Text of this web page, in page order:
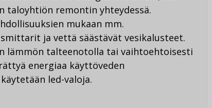
taloyhtiön remontin yhteydessä.
mukaan mm.
ja vettä säästävät vesikalusteet.
lämmön talteenotolla tai vaihtoehtoisesti
energiaa käyttöveden
led-valoja.